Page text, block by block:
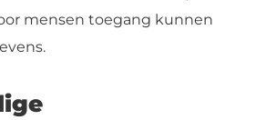
mensen toegang kunnen